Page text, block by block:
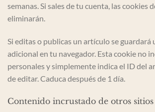
semanas. Si sales de tu cuenta, las cookies
eliminarán.
Si editas o publicas un artículo se guardará
adicional en tu navegador. Esta cookie no
personales y simplemente indica el ID del
de editar. Caduca después de 1 día.
Contenido incrustado de otros